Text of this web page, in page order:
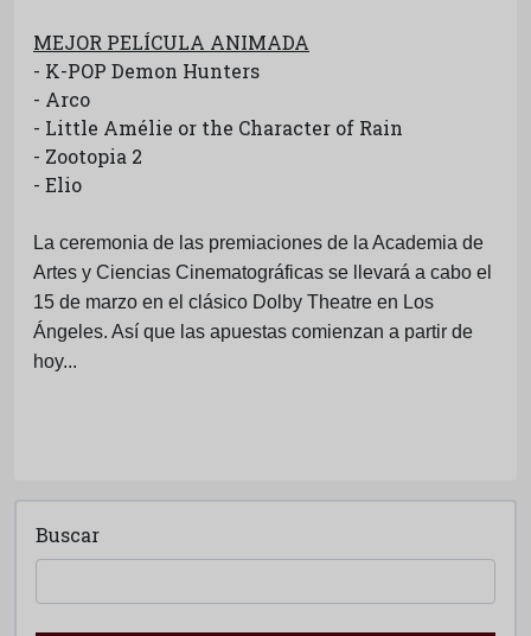
MEJOR PELÍCULA ANIMADA
- K-POP Demon Hunters
- Arco
- Little Amélie or the Character of Rain
- Zootopia 2
- Elio
La ceremonia de las premiaciones de la Academia de
Artes y Ciencias Cinematográficas se llevará a cabo el
15 de marzo en el clásico Dolby Theatre en Los
Ángeles. Así que las apuestas comienzan a partir de
hoy...
Buscar